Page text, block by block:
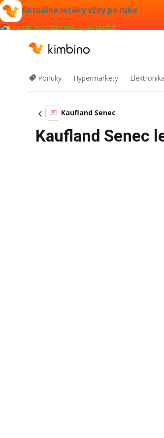
Aktuálne letáky vždy po ruke
Pridať do Chrome - ZADARMO
Ponuky Hypermarkety Elektronika
Kaufland Senec
Kaufland Senec